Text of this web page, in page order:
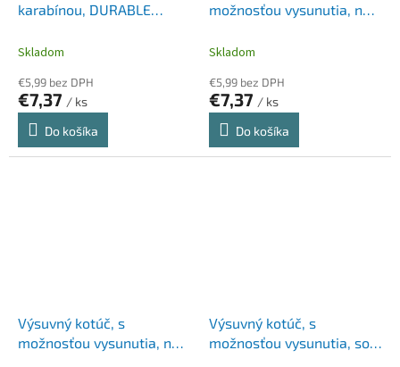
karabínou, DURABLE
Skladom
€5,99 bez DPH
€7,37 / ks
Do košíka
možnosťou vysunutia, na
Strong", čierny
Skladom
€5,99 bez DPH
€7,37 / ks
Do košíka
Výsuvný kotúč, s
možnosťou vysunutia, na
Výsuvný kotúč, s
možnosťou vysunutia, so